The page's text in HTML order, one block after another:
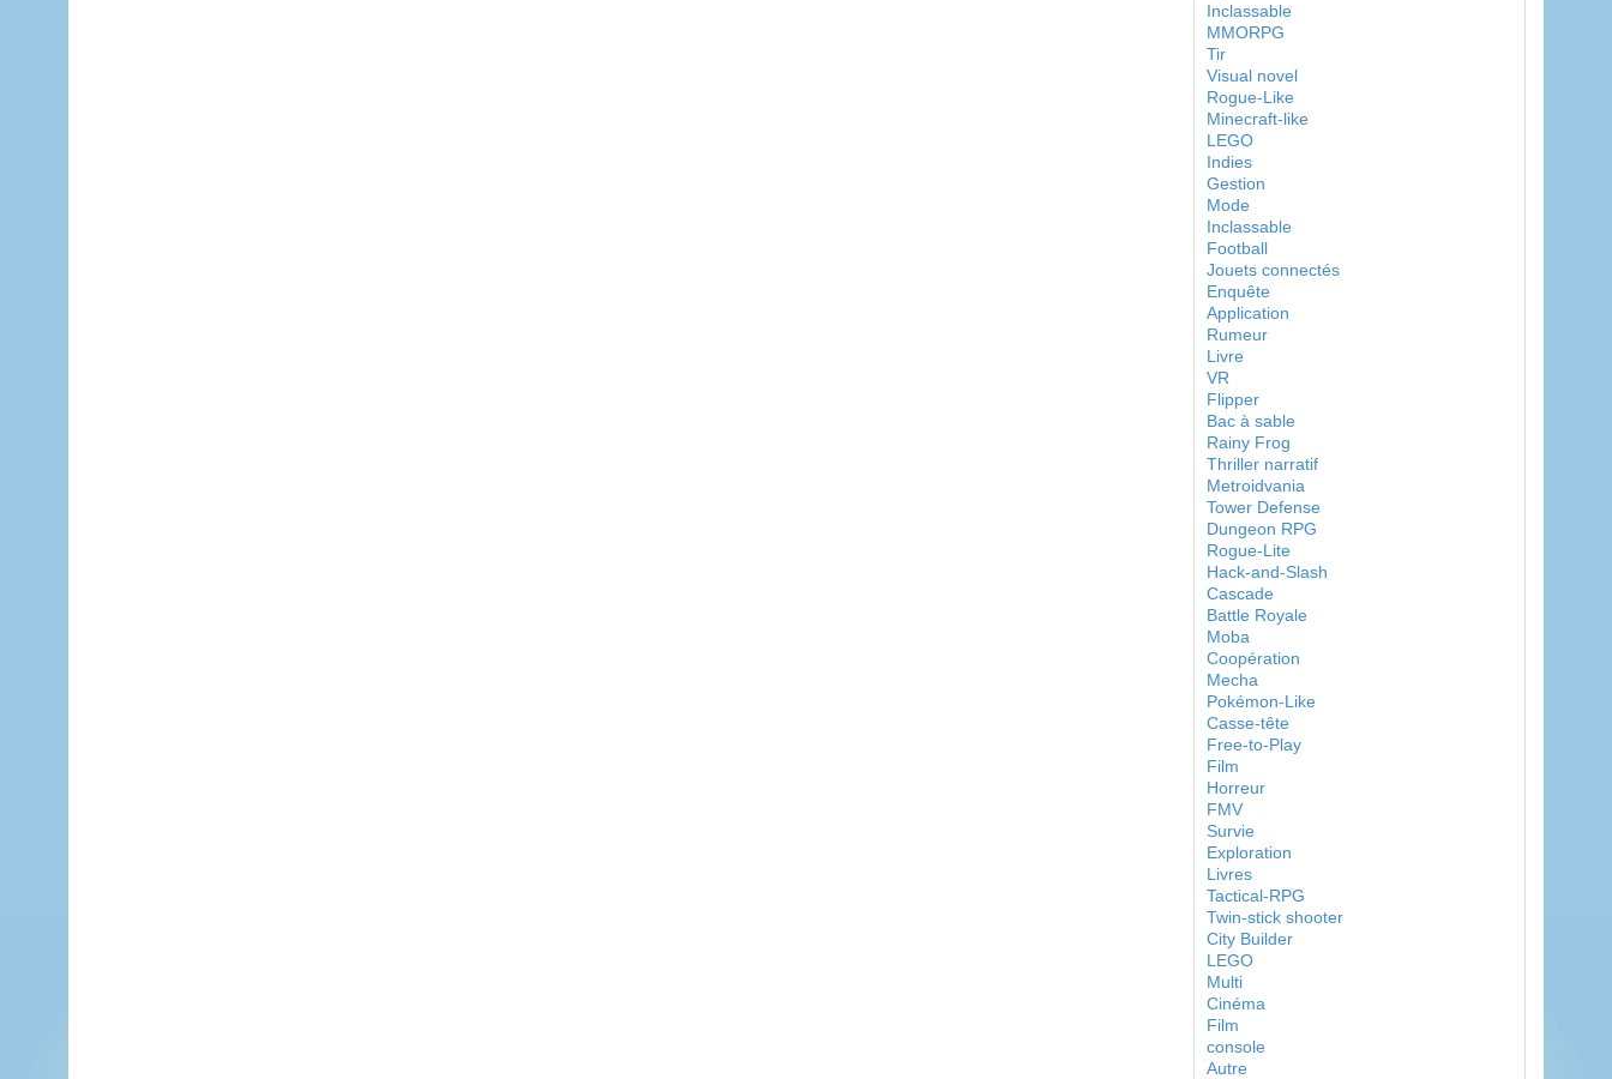
Inclassable
MMORPG
Tir
Visual novel
Rogue-Like
Minecraft-like
LEGO
Indies
Gestion
Mode
Inclassable
Football
Jouets connectés
Enquête
Application
Rumeur
Livre
VR
Flipper
Bac à sable
Rainy Frog
Thriller narratif
Metroidvania
Tower Defense
Dungeon RPG
Rogue-Lite
Hack-and-Slash
Cascade
Battle Royale
Moba
Coopération
Mecha
Pokémon-Like
Casse-tête
Free-to-Play
Film
Horreur
FMV
Survie
Exploration
Livres
Tactical-RPG
Twin-stick shooter
City Builder
LEGO
Multi
Cinéma
Film
console
Autre